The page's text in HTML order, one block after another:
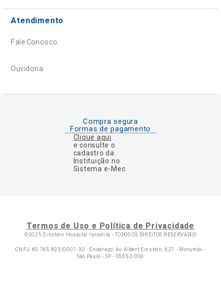
Atendimento
Fale Conosco
Ouvidoria
Compra segura
Formas de pagamento
Clique aqui
e consulte o
cadastro da
Instituição no
Sistema e-Mec
Termos de Uso e Política de Privacidade
©2025 Einstein Hospital Israelita -TODOS OS DIREITOS RESERVADOS
CNPJ: 60.765.823/0001-30 - Endereço: Av. Albert Einstein, 627 - Morumbi -
São Paulo - SP - 05652-000